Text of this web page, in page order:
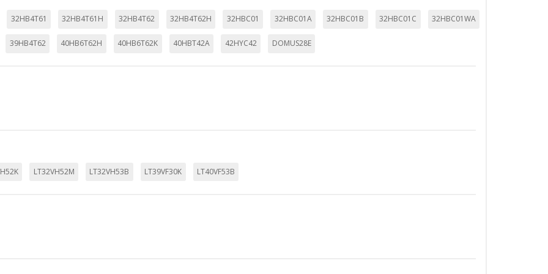
32HB4T61 32HB4T61H 32HB4T62 32HB4T62H 32HBC01 32HBC01A 32HBC01B 32HBC01C 32HBC01WA
39HB4T62 40HB6T62H 40HB6T62K 40HBT42A 42HYC42 DOMUS28E
LT32VH52M LT32VH53B LT39VF30K LT40VF53B
HABILITAR TODO
wp-settings-1, wp-settings-time-1, _evCo, _evCoLT
las más o menos visitadas, y cómo los visitantes navegan por el sitio. Toda la información que recogen